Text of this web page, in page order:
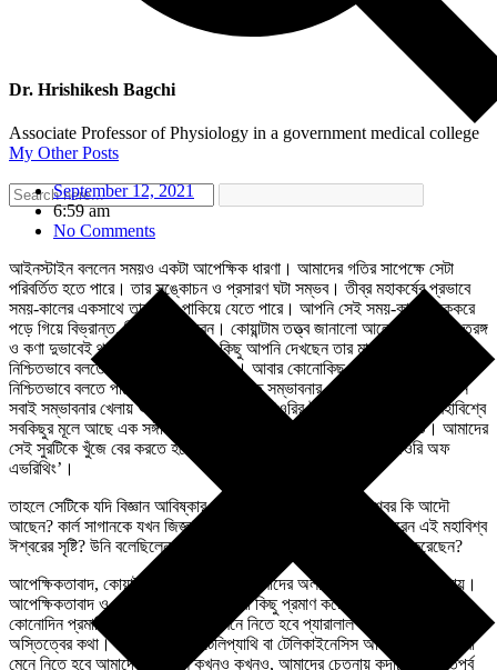
Dr. Hrishikesh Bagchi
Associate Professor of Physiology in a government medical college
My Other Posts
September 12, 2021
6:59 am
No Comments
আইনস্টাইন বললেন সময়ও একটা আপেক্ষিক ধারণা। আমাদের গতির সাপেক্ষে সেটা
পরিবর্তিত হতে পারে। তার সঙ্কোচন ও প্রসারণ ঘটা সম্ভব। তীব্র মহাকর্ষের প্রভাবে
সময়-কালের একসাথে তালগোল পাকিয়ে যেতে পারে। আপনি সেই সময়-কালের চক্করে
পড়ে গিয়ে বিভ্রান্ত, বিমুঢ় হতে পারেন। কোয়ান্টাম তত্ত্ব জানালো আলো একই সাথে তরঙ্গ
ও কণা দুভাবেই থাকতে পারে। কোনো কিছু আপনি দেখছেন তার মানে আপনি কখনো
নিশ্চিতভাবে বলতে পারেন না যা সেটি আছে। আবার কোনোকিছু দেখছেন না বলে
নিশ্চিতভাবে বলতে পারেন না সেটি নেই। অমিত সম্ভাবনার এই মহাবিশ্বে আমি আপনি
সবাই সম্ভাবনার খেলায় আটকে পড়েছি। স্ট্রিং থিওরির উদ্ভাবকরা বলছেন এই মহাবিশ্বে
সবকিছুর মূলে আছে এক সঙ্গীত, যেন একটা মহাজাগতিক সুর- কসমিক মেলোডি। আমাদের
সেই সুরটিকে খুঁজে বের করতে হবে। সেই সুরটিই ‘ঈশ্বর সমীকরণ’ বা ‘থিওরি অফ
এভরিথিং’।
তাহলে সেটিকে যদি বিজ্ঞান আবিষ্কার করে তবে কি সেটিই ঈশ্বর? ঈশ্বর কি আদৌ
আছেন? কার্ল সাগানকে যখন জিজ্ঞাসা করা হয়েছিল, আপনি কি বিশ্বাস করেন এই মহাবিশ্ব
ঈশ্বরের সৃষ্টি? উনি বলেছিলেন, আমি প্রশ্ন করব ঈশ্বরকে তাহলে কে সৃষ্টি করেছেন?
আপেক্ষিকতাবাদ, কোয়ান্টামবাদ, স্ট্রিং থিওরি আমাদের অলীক কল্পনার জগতে নিয়ে যায়।
আপেক্ষিকতাবাদ ও কোয়ান্টামবাদ না হয় আমরা কিছু প্রমাণ করেছি। স্ট্রিং থিওরি যদি
কোনোদিন প্রমাণিত হয় তবে আমাদের মেনে নিতে হবে প্যারালাল ইউনিভার্স বা মাল্টিভার্সের
অস্তিত্বের কথা। মেনে নিতে হবে টেলিপ্যাথি বা টেলিকাইনেসিস অবিজ্ঞান নয়। আরো
মেনে নিতে হবে আমাদের চারপাশে কখনও কখনও, আমাদের চেতনায় কদাচ যে অভূতপূর্ব